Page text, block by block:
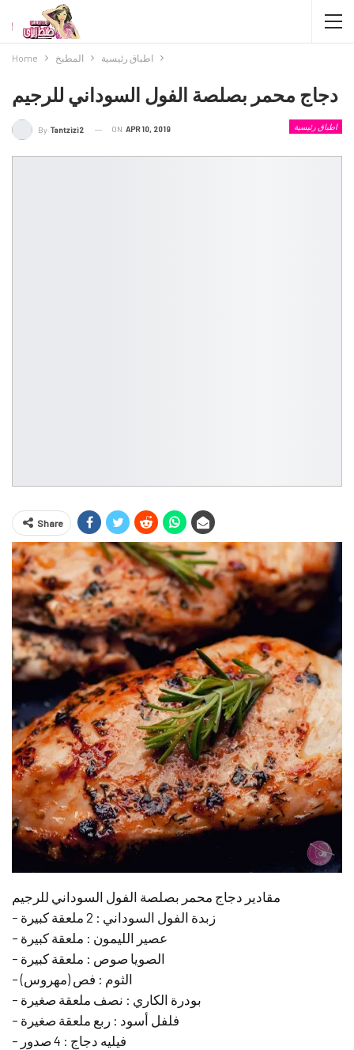
Home المطبخ اطباق رئيسية
دجاج محمر بصلصة الفول السوداني للرجيم
اطباق رئيسية By Tantzizi2 ON APR 10, 2019
Share
مقادير دجاج محمر بصلصة الفول السوداني للرجيم
– زبدة الفول السوداني : 2 ملعقة كبيرة
– عصير الليمون : ملعقة كبيرة
– الصويا صوص : ملعقة كبيرة
– الثوم : فص (مهروس)
– بودرة الكاري : نصف ملعقة صغيرة
– فلفل أسود : ربع ملعقة صغيرة
– فيليه دجاج : 4 صدور